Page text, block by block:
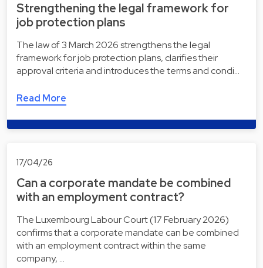
Strengthening the legal framework for
job protection plans
The law of 3 March 2026 strengthens the legal
framework for job protection plans, clarifies their
approval criteria and introduces the terms and condi…
Read More
17/04/26
Can a corporate mandate be combined
with an employment contract?
The Luxembourg Labour Court (17 February 2026)
confirms that a corporate mandate can be combined
with an employment contract within the same
company, …